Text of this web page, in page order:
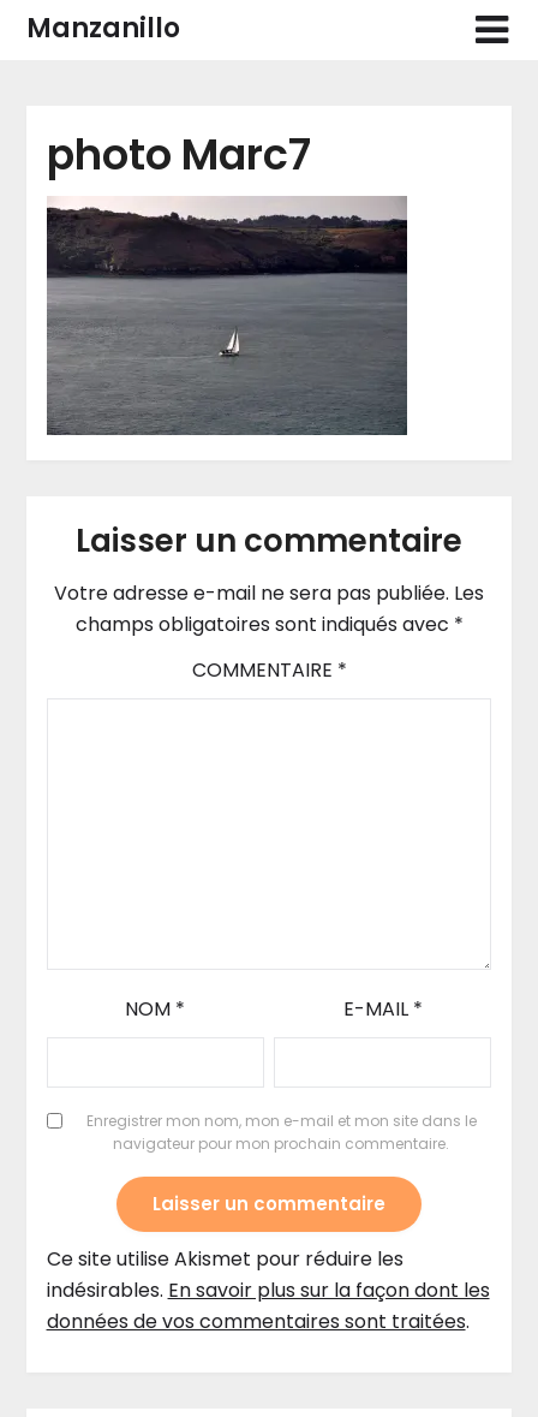
SkipManzanillo
photo Marc7
Laisser un commentaire
Votre adresse e-mail ne sera pas publiée. Les
champs obligatoires sont indiqués avec *
COMMENTAIRE *
NOM * E-MAIL *
Enregistrer mon nom, mon e-mail et mon site dans le
navigateur pour mon prochain commentaire.
Ce site utilise Akismet pour réduire les
indésirables. En savoir plus sur la façon dont les
données de vos commentaires sont traitées.